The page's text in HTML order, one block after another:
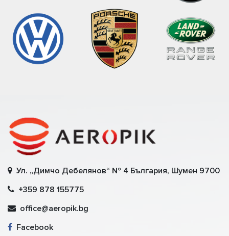
Ул. „Димчо Дебелянов“ № 4 България, Шумен 9700
+359 878 155775
office@aeropik.bg
Facebook